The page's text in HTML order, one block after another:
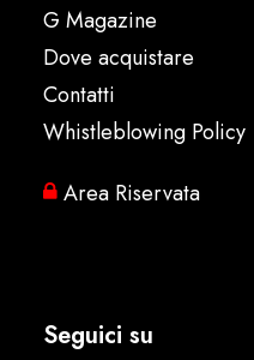
G Magazine
Dove acquistare
Contatti
Whistleblowing Policy
Area Riservata
Seguici su